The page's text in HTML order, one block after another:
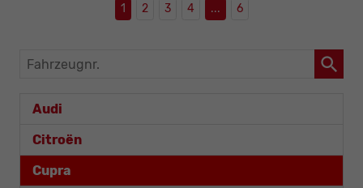
1 2 3 4 ... 6
Fahrzeugnr.
Audi
Citroën
Cupra